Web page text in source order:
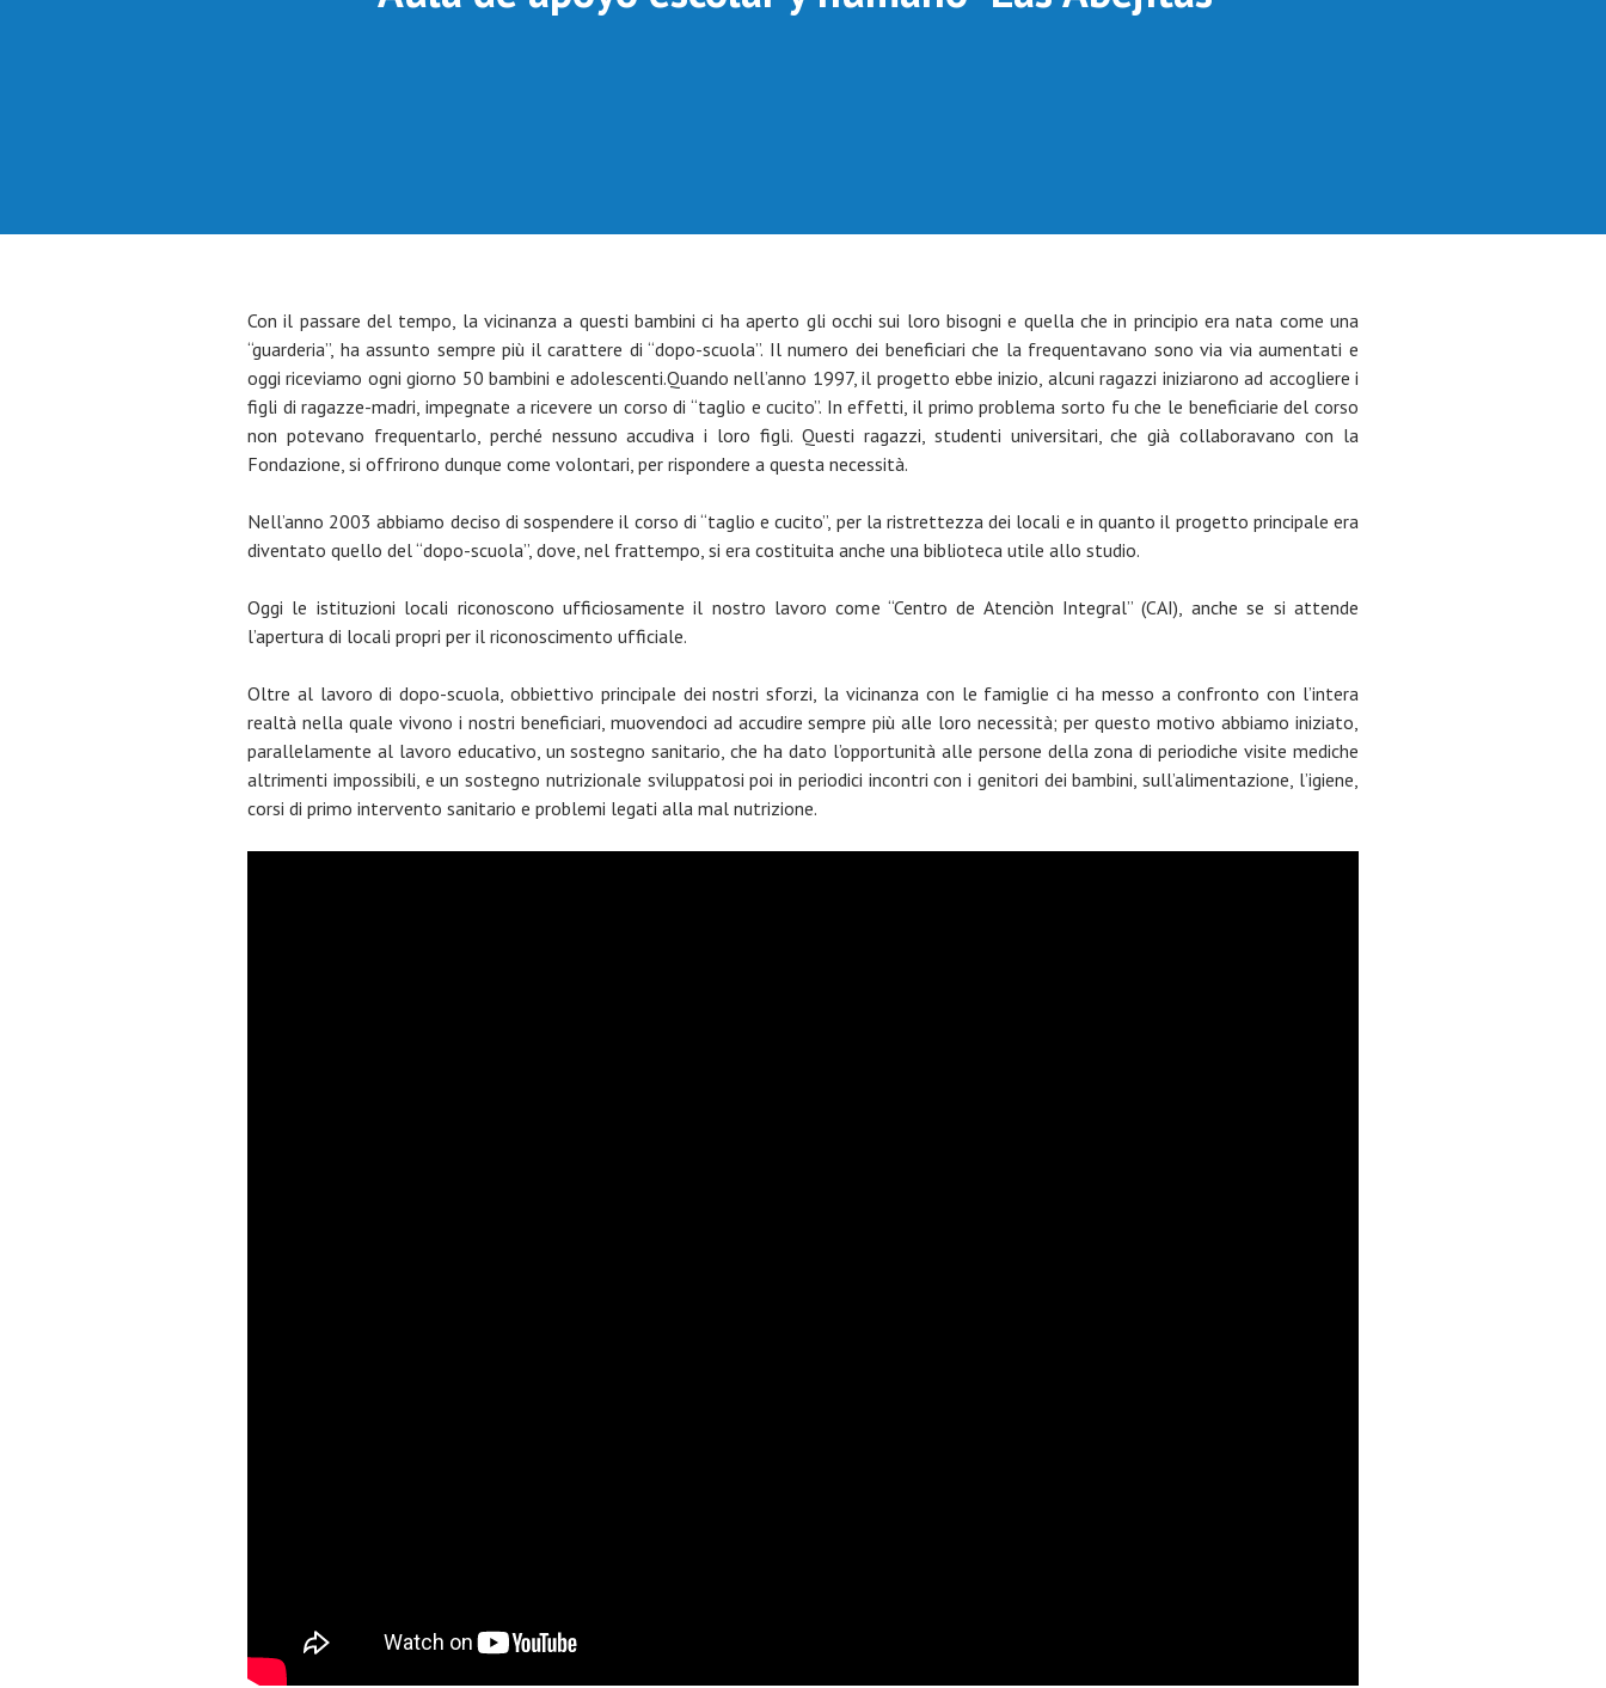
Con il passare del tempo, la vicinanza a questi bambini ci ha aperto gli occhi sui loro bisogni e quella che in principio era nata come una
“guarderia”, ha assunto sempre più il carattere di “dopo-scuola”. Il numero dei beneficiari che la frequentavano sono via via aumentati e
oggi riceviamo ogni giorno 50 bambini e adolescenti.Quando nell’anno 1997, il progetto ebbe inizio, alcuni ragazzi iniziarono ad accogliere i
figli di ragazze-madri, impegnate a ricevere un corso di “taglio e cucito”. In effetti, il primo problema sorto fu che le beneficiarie del corso
non potevano frequentarlo, perché nessuno accudiva i loro figli. Questi ragazzi, studenti universitari, che già collaboravano con la
Fondazione, si offrirono dunque come volontari, per rispondere a questa necessità.
Nell’anno 2003 abbiamo deciso di sospendere il corso di “taglio e cucito”, per la ristrettezza dei locali e in quanto il progetto principale era
diventato quello del “dopo-scuola”, dove, nel frattempo, si era costituita anche una biblioteca utile allo studio.
Oggi le istituzioni locali riconoscono ufficiosamente il nostro lavoro come “Centro de Atenciòn Integral” (CAI), anche se si attende
l’apertura di locali propri per il riconoscimento ufficiale.
Oltre al lavoro di dopo-scuola, obbiettivo principale dei nostri sforzi, la vicinanza con le famiglie ci ha messo a confronto con l’intera
realtà nella quale vivono i nostri beneficiari, muovendoci ad accudire sempre più alle loro necessità; per questo motivo abbiamo iniziato,
parallelamente al lavoro educativo, un sostegno sanitario, che ha dato l’opportunità alle persone della zona di periodiche visite mediche
altrimenti impossibili, e un sostegno nutrizionale sviluppatosi poi in periodici incontri con i genitori dei bambini, sull’alimentazione, l’igiene,
corsi di primo intervento sanitario e problemi legati alla mal nutrizione.